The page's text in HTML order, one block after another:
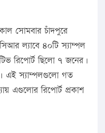
সোমবার চাঁদপুরে
ল্যাবে ৪০টি স্যাম্পল
রিপোর্ট ছিলো ৭ জনের।
এই স্যাম্পলগুলো গত
এগুলোর রিপোর্ট প্রকাশ